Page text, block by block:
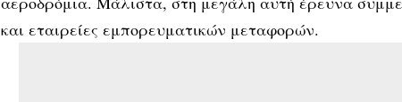
και εταιρείες εμπορευματικών μεταφορών.